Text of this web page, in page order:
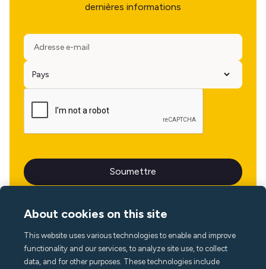
dernières informations
Langue
About cookies on this site
This website uses various technologies to enable and improve
functionality and our services, to analyze site use, to collect
data, and for other purposes. These technologies include